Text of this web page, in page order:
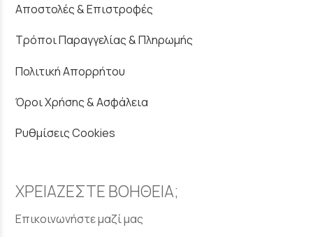
Αποστολές & Επιστροφές
Τρόποι Παραγγελίας & Πληρωμής
Πολιτική Απορρήτου
Όροι Χρήσης & Ασφάλεια
Ρυθμίσεις Cookies
ΧΡΕΙΑΖΕΣΤΕ ΒΟΗΘΕΙΑ;
Επικοινωνήστε μαζί μας